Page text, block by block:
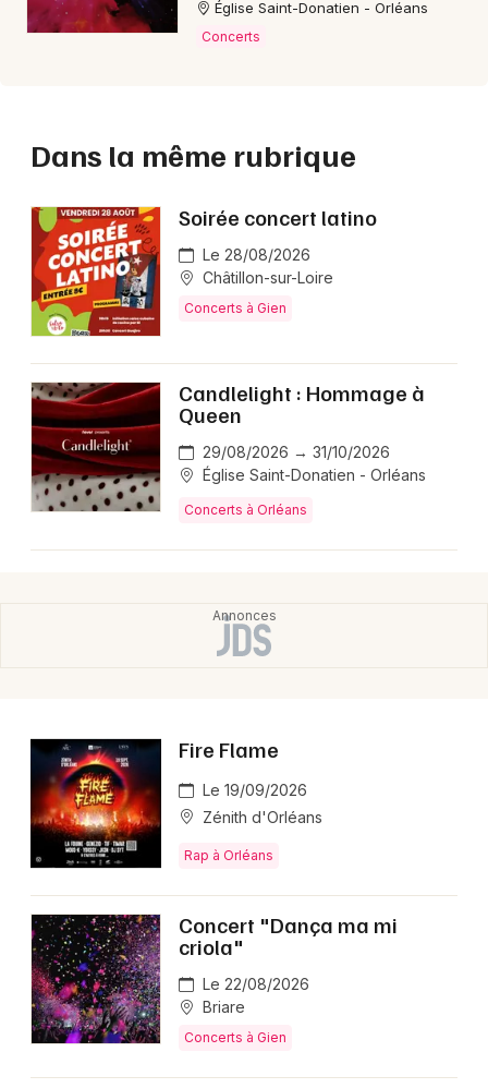
Église Saint-Donatien - Orléans
Concerts
Dans la même rubrique
Soirée concert latino
Le 28/08/2026
Châtillon-sur-Loire
Concerts à Gien
Candlelight : Hommage à
Queen
29/08/2026 → 31/10/2026
Église Saint-Donatien - Orléans
Concerts à Orléans
Fire Flame
Le 19/09/2026
Zénith d'Orléans
Rap à Orléans
Concert "Dança ma mi
criola"
Le 22/08/2026
Briare
Concerts à Gien